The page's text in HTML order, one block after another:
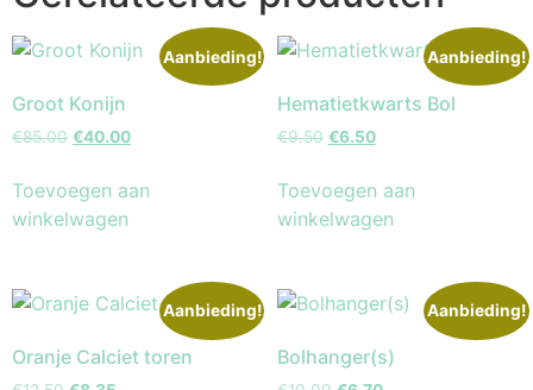
Aanbieding!
Groot Konijn
€85.00 €40.00
Toevoegen aan
winkelwagen
Aanbieding!
Hematietkwarts Bol
€9.50 €6.50
Toevoegen aan
winkelwagen
Aanbieding!
Oranje Calciet toren
Aanbieding!
Bolhanger(s)